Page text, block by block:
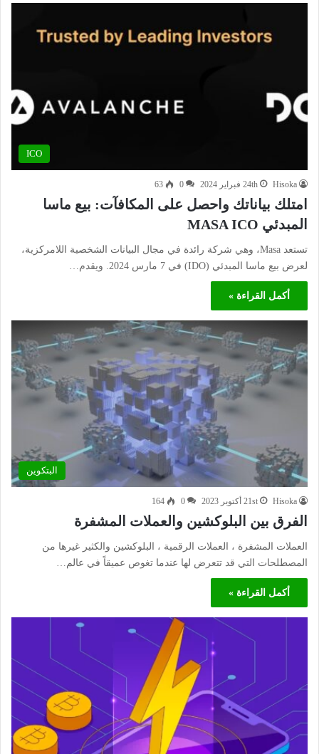
ICO
Hisoka 24th فبراير 2024 0
63
امتلك بياناتك واحصل على المكافآت: بيع ماسا
المبدئي MASA ICO
تستعد Masa، وهي شركة رائدة في مجال البيانات الشخصية اللامركزية،
لعرض بيع ماسا المبدئي (IDO) في 7 مارس 2024. ويقدم…
أكمل القراءة »
البتكوين
Hisoka 21st أكتوبر 2023 0
164
الفرق بين البلوكشين والعملات المشفرة
العملات المشفرة ، العملات الرقمية ، البلوكشين والكثير غيرها من
المصطلحات التي قد تتعرض لها عندما تغوص عميقاً في عالم…
أكمل القراءة »